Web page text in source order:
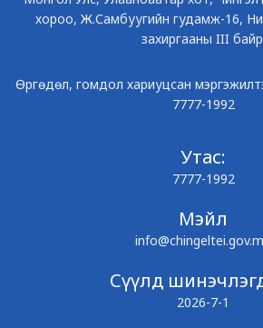
хороо, Ж.Самбуугийн гудамж-16,
захиргааны III
Өргөдөл, гомдол хариуцсан
7777-1992
Утас:
7777-1992
Мэйл
Сүүлд
2026-7-1